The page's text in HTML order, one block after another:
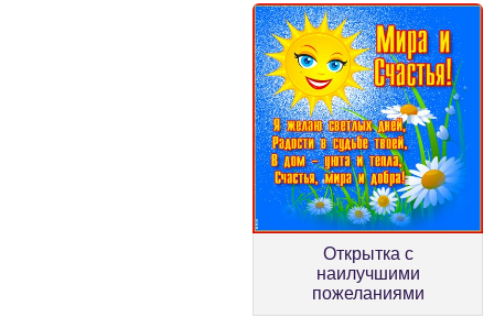
Открытка с
наилучшими
пожеланиями